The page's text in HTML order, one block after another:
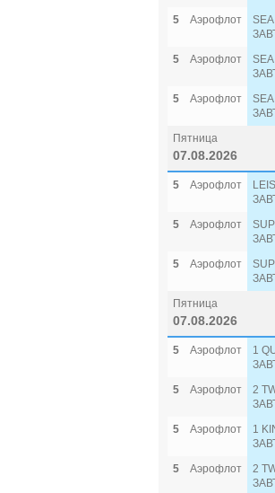
5
Аэрофлот
5
Аэрофлот
5
Аэрофлот
Пятница
07.08.2026
5 Аэрофлот
5
Аэрофлот
5
Аэрофлот
Пятница
07.08.2026
5 Аэрофлот
1
5
Аэрофлот
2
5
Аэрофлот
1
5
Аэрофлот
2